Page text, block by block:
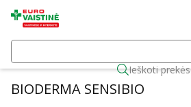
Ieškoti prekės
BIODERMA SENSIBIO